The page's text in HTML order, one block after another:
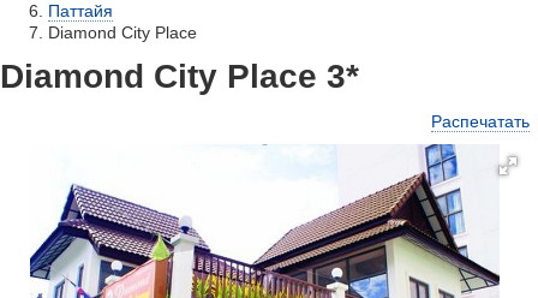
Паттайя
Diamond City Place
Diamond City Place 3*
Распечатать